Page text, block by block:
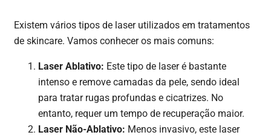
Existem vários tipos de laser utilizados em tratamentos
de skincare. Vamos conhecer os mais comuns:
Laser Ablativo: Este tipo de laser é bastante
intenso e remove camadas da pele, sendo ideal
para tratar rugas profundas e cicatrizes. No
entanto, requer um tempo de recuperação maior.
Laser Não-Ablativo: Menos invasivo, este laser